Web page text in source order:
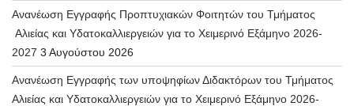
Ανανέωση Εγγραφής Προπτυχιακών Φοιτητών του Τμήματος
Αλιείας και Υδατοκαλλιεργειών για το Χειμερινό Εξάμηνο 2026-
2027 3 Αυγούστου 2026
Ανανέωση Εγγραφής των υποψηφίων Διδακτόρων του Τμήματος
Αλιείας και Υδατοκαλλιεργειών για το Χειμερινό Εξάμηνο 2026-